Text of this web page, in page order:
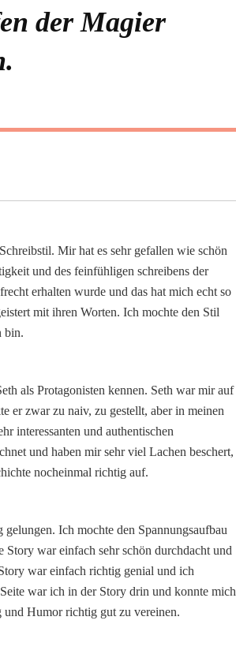
der Magier
Mir hat es sehr gefallen wie schön
und des feinfühligen schreibens der
erhalten wurde und das hat mich echt so
mit ihren Worten. Ich mochte den Stil
bin.
als Protagonisten kennen. Seth war mir auf
er zwar zu naiv, zu gestellt, aber in meinen
interessanten und authentischen
und haben mir sehr viel Lachen beschert,
nocheinmal richtig auf.
Ich mochte den Spannungsaufbau
war einfach sehr schön durchdacht und
war einfach richtig genial und ich
war ich in der Story drin und konnte mich
und Humor richtig gut zu vereinen.